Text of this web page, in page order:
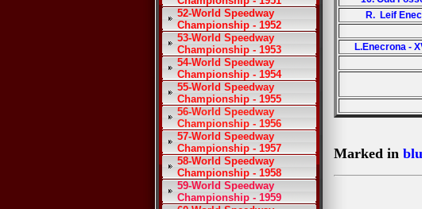
52-World Speedway
Championship - 1952
53-World Speedway
Championship - 1953
54-World Speedway
Championship - 1954
55-World Speedway
Championship - 1955
56-World Speedway
Championship - 1956
57-World Speedway
Championship - 1957
58-World Speedway
Championship - 1958
59-World Speedway
Championship - 1959
R. Leif
L.Enecrona -
Marked in